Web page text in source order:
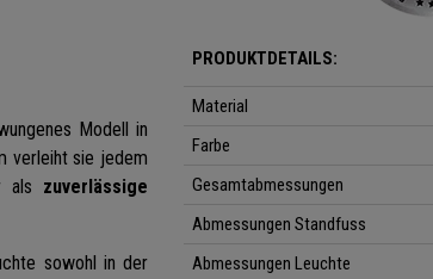
Modell in
verleiht sie jedem
als zuverlässige
sowohl in der
PRODUKTDETAILS:
Material
Farbe
Gesamtabmessungen
Abmessungen Standfuss
Abmessungen Leuchte